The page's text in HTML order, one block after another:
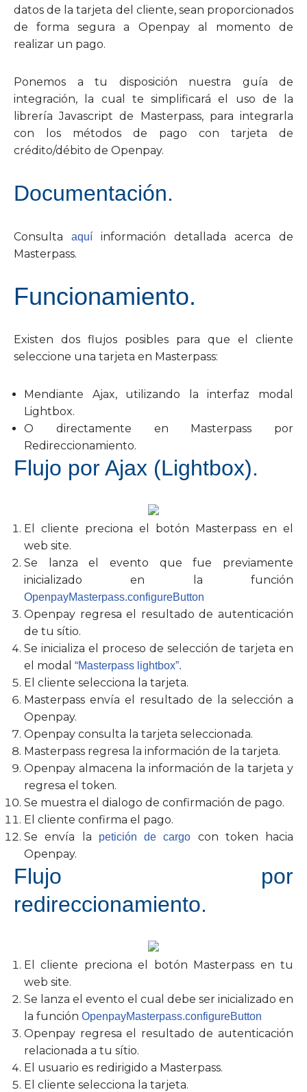
datos de la tarjeta del cliente, sean proporcionados
de forma segura a Openpay al momento de
realizar un pago.
Ponemos a tu disposición nuestra guía de
integración, la cual te simplificará el uso de la
librería Javascript de Masterpass, para integrarla
con los métodos de pago con tarjeta de
crédito/débito de Openpay.
Documentación.
Consulta aquíinformación detallada acerca de
Masterpass.
Funcionamiento.
Existen dos flujos posibles para que el cliente
seleccione una tarjeta en Masterpass:
Mendiante Ajax, utilizando la interfaz modal
Lightbox.
O directamente en Masterpass por
Redireccionamiento.
Flujo por Ajax (Lightbox).
El cliente preciona el botón Masterpass en el
web site.
Se lanza el evento que fue previamente
inicializado en la función
OpenpayMasterpass.configureButton
Openpay regresa el resultado de autenticación
de tu sítio.
Se inicializa el proceso de selección de tarjeta en
el modal “Masterpass lightbox”.
El cliente selecciona la tarjeta.
Masterpass envía el resultado de la selección a
Openpay.
Openpay consulta la tarjeta seleccionada.
Masterpass regresa la información de la tarjeta.
Openpay almacena la información de la tarjeta y
regresa el token.
Se muestra el dialogo de confirmación de pago.
El cliente confirma el pago.
Se envía la
petición de cargo con token hacia
Openpay.
Flujo por
redireccionamiento.
El cliente preciona el botón Masterpass en tu
web site.
Se lanza el evento el cual debe ser inicializado en
la función OpenpayMasterpass.configureButton
Openpay regresa el resultado de autenticación
relacionada a tu sítio.
El usuario es redirigido a Masterpass.
El cliente selecciona la tarjeta.